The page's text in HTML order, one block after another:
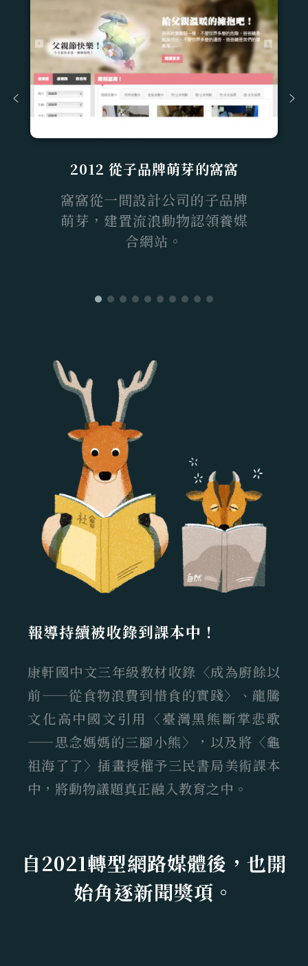
2013 從收容所看見動物生殤
招募實習生每周到公立動物收容
所志工服務。
報導持續被收錄到課本中！
康軒國中文三年級教材收錄〈成為廚餘以
前——從食物浪費到惜食的實踐〉、龍騰
文化高中國文引用〈臺灣黑熊斷掌悲歌
——思念媽媽的三腳小熊〉，以及將〈龜
祖海了了〉插畫授權予三民書局美術課本
中，將動物議題真正融入教育之中。
自2021轉型網路媒體後，也開
始角逐新聞獎項。